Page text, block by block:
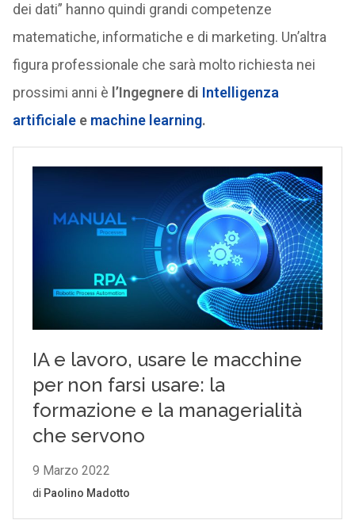
dei dati” hanno quindi grandi competenze
matematiche, informatiche e di marketing. Un’altra
figura professionale che sarà molto richiesta nei
prossimi anni è l’Ingegnere di Intelligenza
artificialee machine learning.